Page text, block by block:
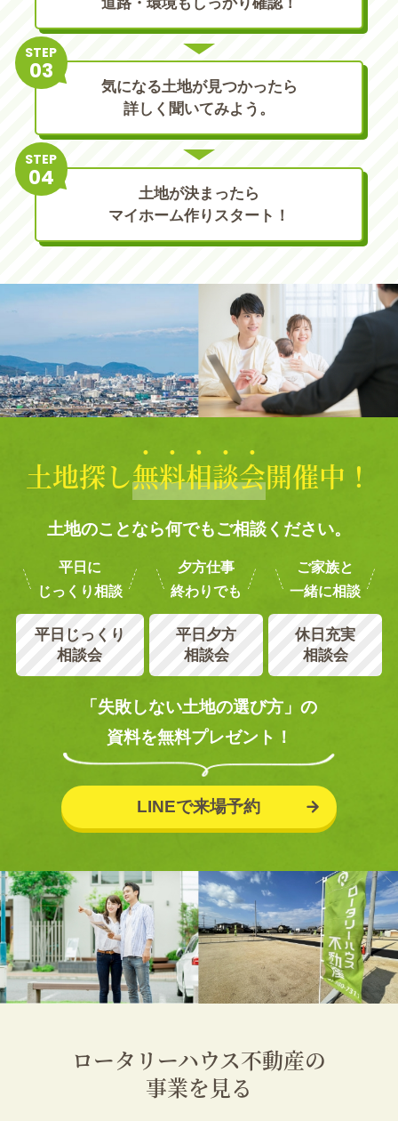
STEP
気になる土地が見つかったら
詳しく聞いてみよう。
STEP
土地が決まったら
マイホーム作りスタート！
土地探し無料相談会開催中！
土地のことなら何でもご相談ください。
平日に
じっくり相談
平日じっくり
相談会
夕方仕事
終わりでも
平日夕方
相談会
ご家族と
一緒に相談
休日充実
相談会
「失敗しない土地の選び方」の
資料を無料プレゼント！
LINEで来場予約
ロータリーハウス不動産の
事業を見る